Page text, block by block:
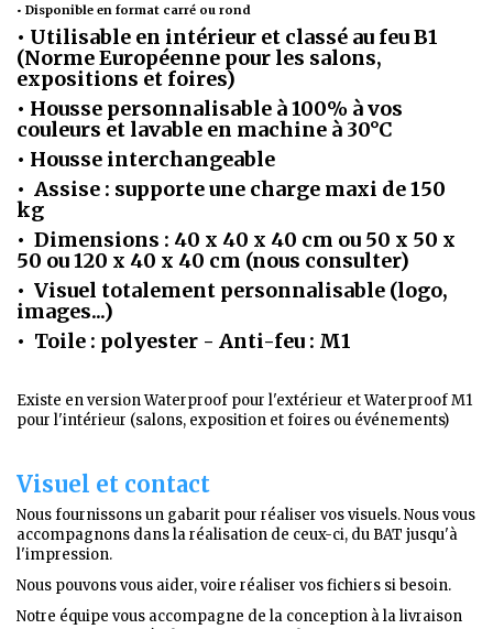
• Disponible en format carré ou rond
• Utilisable en intérieur et classé au feu B1
(Norme Européenne pour les salons,
expositions et foires)
• Housse personnalisable à 100% à vos
couleurs et lavable en machine à 30°C
• Housse interchangeable
• Assise : supporte une charge maxi de 150
kg
• Dimensions : 40 x 40 x 40 cm ou 50 x 50 x
50 ou 120 x 40 x 40 cm (nous consulter)
• Visuel totalement personnalisable (logo,
images...)
• Toile : polyester - Anti-feu : M1
Existe en version Waterproof pour l'extérieur et Waterproof M1
pour l'intérieur (salons, exposition et foires ou événements)
Visuel et contact
Nous fournissons un gabarit pour réaliser vos visuels. Nous vous
accompagnons dans la réalisation de ceux-ci, du BAT jusqu'à
l'impression.
Nous pouvons vous aider, voire réaliser vos fichiers si besoin.
Notre équipe vous accompagne de la conception à la livraison